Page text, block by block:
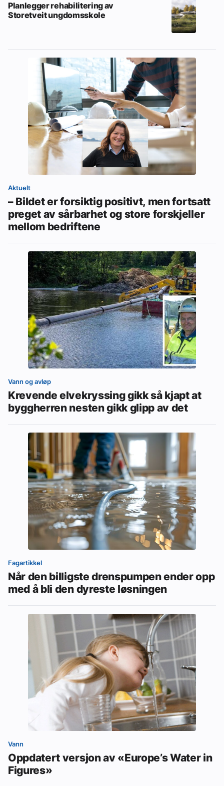
Planlegger rehabilitering av
Storetveit ungdomsskole
Aktuelt
– Bildet er forsiktig positivt, men fortsatt
preget av sårbarhet og store forskjeller
mellom bedriftene
Vann og avløp
Krevende elvekryssing gikk så kjapt at
byggherren nesten gikk glipp av det
Fagartikkel
Når den billigste drenspumpen ender opp
med å bli den dyreste løsningen
Vann
Oppdatert versjon av «Europe’s Water in
Figures»